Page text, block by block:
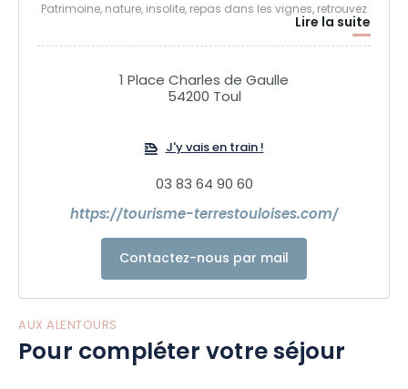
Patrimoine, nature, insolite, repas dans les vignes, retrouvez
Lire la suite
1 Place Charles de Gaulle
54200 Toul
J'y vais en train !
03 83 64 90 60
https://tourisme-terrestouloises.com/
Contactez-nous par mail
AUX ALENTOURS
Pour compléter votre séjour